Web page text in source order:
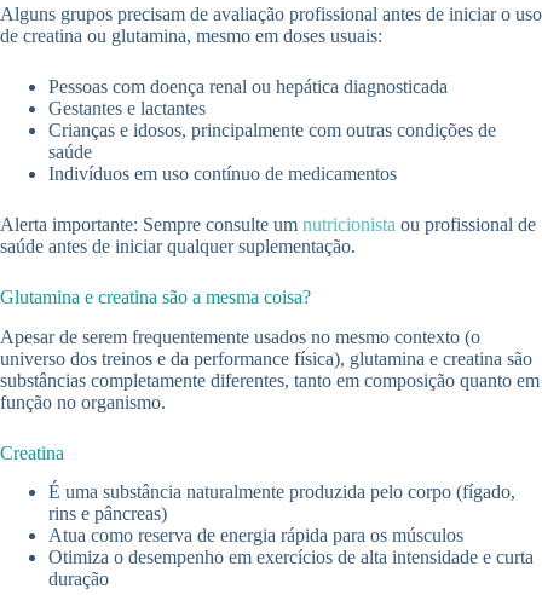
Alguns grupos precisam de avaliação profissional antes de iniciar o uso
de creatina ou glutamina, mesmo em doses usuais:
Pessoas com doença renal ou hepática diagnosticada
Gestantes e lactantes
Crianças e idosos, principalmente com outras condições de
saúde
Indivíduos em uso contínuo de medicamentos
Alerta importante: Sempre consulte um nutricionista ou profissional de
saúde antes de iniciar qualquer suplementação.
Glutamina e creatina são a mesma coisa?
Apesar de serem frequentemente usados no mesmo contexto (o
universo dos treinos e da performance física), glutamina e creatina são
substâncias completamente diferentes, tanto em composição quanto em
função no organismo.
Creatina
É uma substância naturalmente produzida pelo corpo (fígado,
rins e pâncreas)
Atua como reserva de energia rápida para os músculos
Otimiza o desempenho em exercícios de alta intensidade e curta
duração